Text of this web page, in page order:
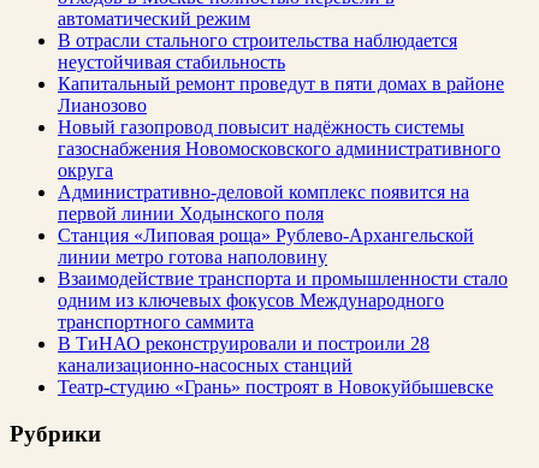
автоматический режим
В отрасли стального строительства наблюдается
неустойчивая стабильность
Капитальный ремонт проведут в пяти домах в районе
Лианозово
Новый газопровод повысит надёжность системы
газоснабжения Новомосковского административного
округа
Административно-деловой комплекс появится на
первой линии Ходынского поля
Станция «Липовая роща» Рублево-Архангельской
линии метро готова наполовину
Взаимодействие транспорта и промышленности стало
одним из ключевых фокусов Международного
транспортного саммита
В ТиНАО реконструировали и построили 28
канализационно-насосных станций
Театр-студию «Грань» построят в Новокуйбышевске
Рубрики